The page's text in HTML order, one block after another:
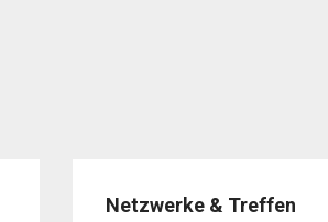
Netzwerke & Treffen